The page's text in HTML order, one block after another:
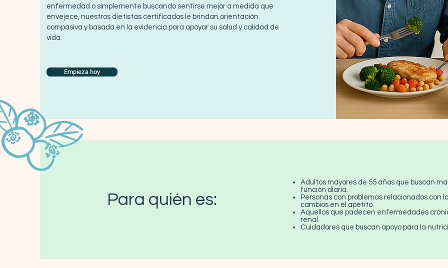
enfermedad o simplemente buscando sentirse mejor a medida que
envejece, nuestros dietistas certificados le brindan orientación
compasiva y basada en la evidencia para apoyar su salud y calidad de
vida.
Empieza hoy
Para quién es:
Adultos mayores de 55 años que buscan
función diaria.
Personas con problemas relacionados con
cambios en el apetito.
Aquellos que padecen enfermedades
renal.
Cuidadores que buscan apoyo para la